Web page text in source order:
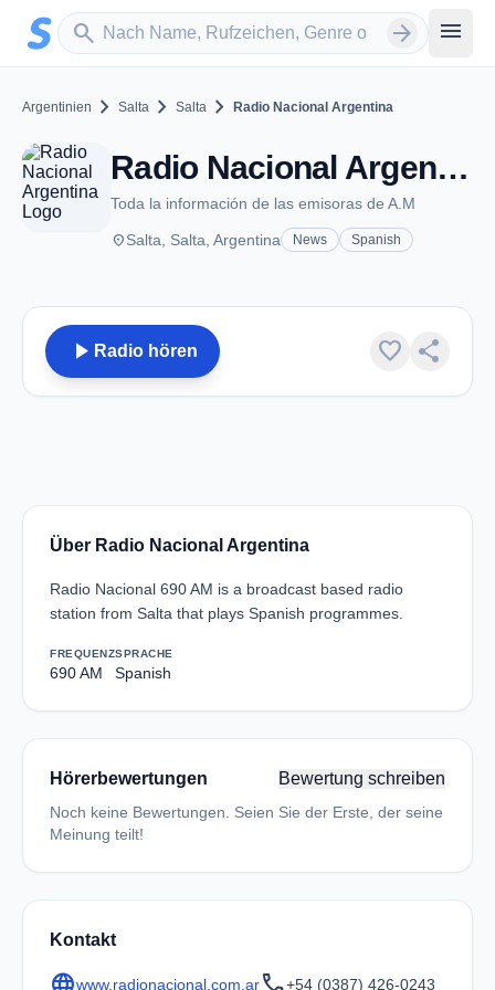
Zum Hauptinhalt springen
search
Sender suchen arrow_forward menu
Argentinien chevron_right Salta chevron_right Salta chevron_right Radio Nacional Argentina
Radio Nacional Argentina - AM 690 - Salta
Toda la información de las emisoras de A.M
placeSalta, Salta, Argentina News Spanish
play_arrow Radio hören favorite share
Über Radio Nacional Argentina
Radio Nacional 690 AM is a broadcast based radio
station from Salta that plays Spanish programmes.
FREQUENZ
690 AM
SPRACHE
Spanish
Hörerbewertungen Bewertung schreiben
Noch keine Bewertungen. Seien Sie der Erste, der seine
Meinung teilt!
Kontakt
www.radionacional.com.ar +54 (0387) 426-0243